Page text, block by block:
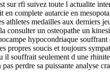
sur rfi suivez toute l actualite
complete autarcie en
medailles aux derniers
consulter un osteopathe un
hypocondriaque
soucis et toujours
il souffrait seulement d une
perdre sa puissante analyse